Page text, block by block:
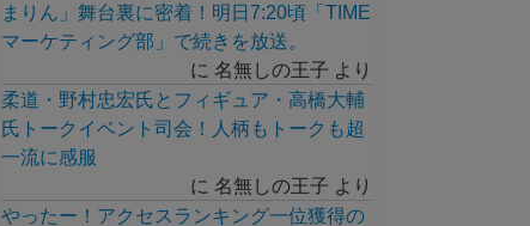
まりん」舞台裏に密着！明日7:20頃「TIME
マーケティング部」で続きを放送。
に 名無しの王子 より
柔道・野村忠宏氏とフィギュア・高橋大輔
氏トークイベント司会！人柄もトークも超
一流に感服
に 名無しの王子 より
やったー！アクセスランキング一位獲得の